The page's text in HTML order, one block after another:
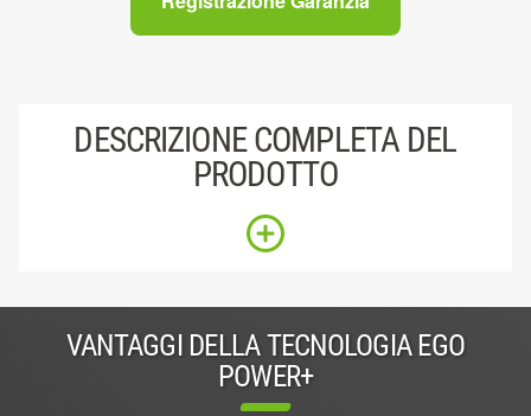
DESCRIZIONE COMPLETA DEL
PRODOTTO
VANTAGGI DELLA TECNOLOGIA EGO
POWER+